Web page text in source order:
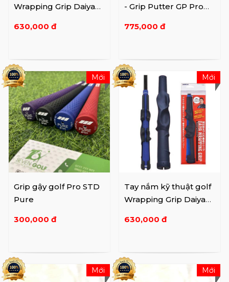
Wrapping Grip Daiya
630,000 đ
- Grip Putter GP Pro
775,000 đ
Grip gậy golf Pro STD
Pure
300,000 đ
Mới
Tay nắm kỹ thuật golf
Wrapping Grip Daiya
630,000 đ
Mới
Mới Mới